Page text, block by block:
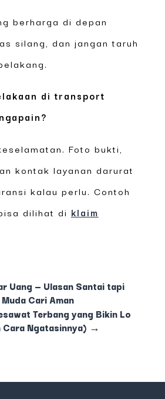
berharga di depan
silang, dan jangan taruh
di transport
Foto bukti,
kontak layanan darurat
kalau perlu. Contoh
dilihat di klaim
Uang — Ulasan Santai tapi
Cari Aman
Terbang yang Bikin Lo
Cara Ngatasinnya) →